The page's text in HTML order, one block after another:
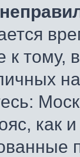
к тому,
как